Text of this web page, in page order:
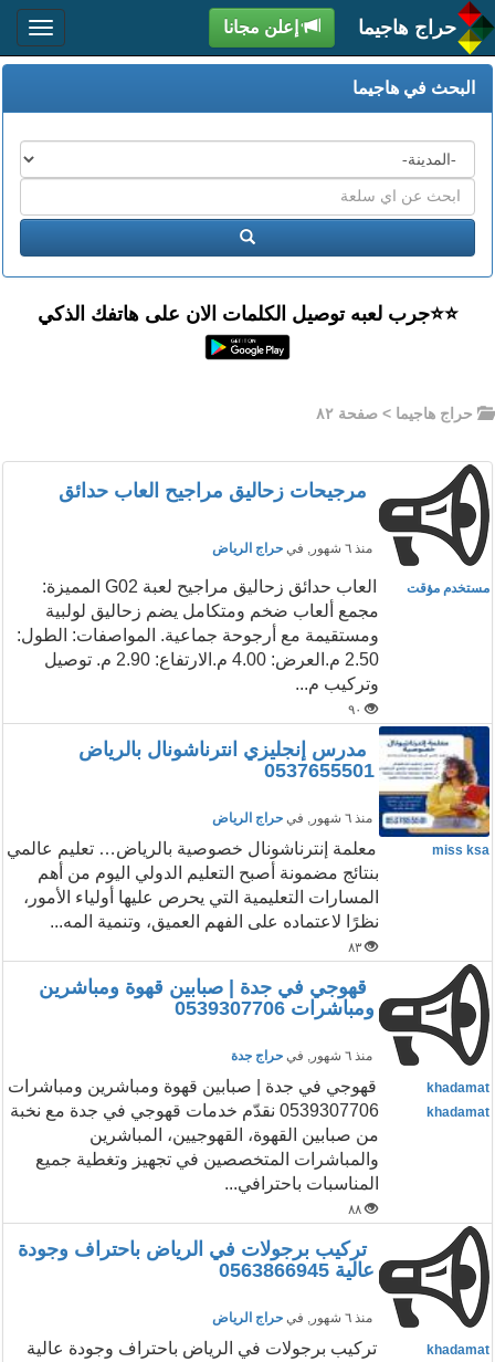
حراج هاجيما إعلن مجانا
البحث في هاجيما
المدن
اكتب
عبارة
البحث
ابحث
⭐️⭐جرب لعبه توصيل الكلمات الان على هاتفك الذكي
حراج هاجيما > صفحة ٨٢
مرجيحات زحاليق مراجيح العاب حدائق
منذ ٦ شهور , في حراج الرياض
مستخدم مؤقت
العاب حدائق زحاليق مراجيح لعبة G02 المميزة:
مجمع ألعاب ضخم ومتكامل يضم زحاليق لولبية
ومستقيمة مع أرجوحة جماعية. ​ المواصفات: الطول:
2.50 م. ​العرض: 4.00 م. ​الارتفاع: 2.90 م. توصيل
وتركيب م...
٩٠
مدرس إنجليزي انترناشونال بالرياض
0537655501
منذ ٦ شهور , في حراج الرياض
miss ksa
معلمة إنترناشونال خصوصية بالرياض… تعليم عالمي
بنتائج مضمونة أصبح التعليم الدولي اليوم من أهم
المسارات التعليمية التي يحرص عليها أولياء الأمور،
نظرًا لاعتماده على الفهم العميق، وتنمية المه...
٨٣
قهوجي في جدة | صبابين قهوة ومباشرين
ومباشرات 0539307706
منذ ٦ شهور , في حراج جدة
khadamat
khadamat
قهوجي في جدة | صبابين قهوة ومباشرين ومباشرات
0539307706 نقدّم خدمات قهوجي في جدة مع نخبة
من صبابين القهوة، القهوجيين، المباشرين
والمباشرات المتخصصين في تجهيز وتغطية جميع
المناسبات باحترافي...
٨٨
تركيب برجولات في الرياض باحتراف وجودة
عالية 0563866945
منذ ٦ شهور , في حراج الرياض
khadamat
تركيب برجولات في الرياض باحتراف وجودة عالية